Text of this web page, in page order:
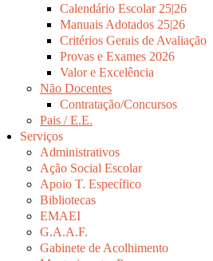
Calendário Escolar 25|26
Manuais Adotados 25|26
Critérios Gerais de Avaliação
Provas e Exames 2026
Valor e Excelência
Não Docentes
Contratação/Concursos
Pais / E.E.
Serviços
Administrativos
Ação Social Escolar
Apoio T. Específico
Bibliotecas
EMAEI
G.A.A.F.
Gabinete de Acolhimento